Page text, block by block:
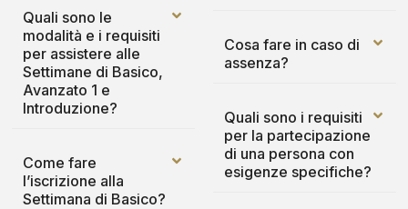
Quali sono le
modalità e i requisiti
per assistere alle
Settimane di Basico,
Avanzato 1 e
Introduzione?
Come fare
l’iscrizione alla
Settimana di Basico?
Cosa fare in caso di
assenza?
Quali sono i requisiti
per la partecipazione
di una persona con
esigenze specifiche?